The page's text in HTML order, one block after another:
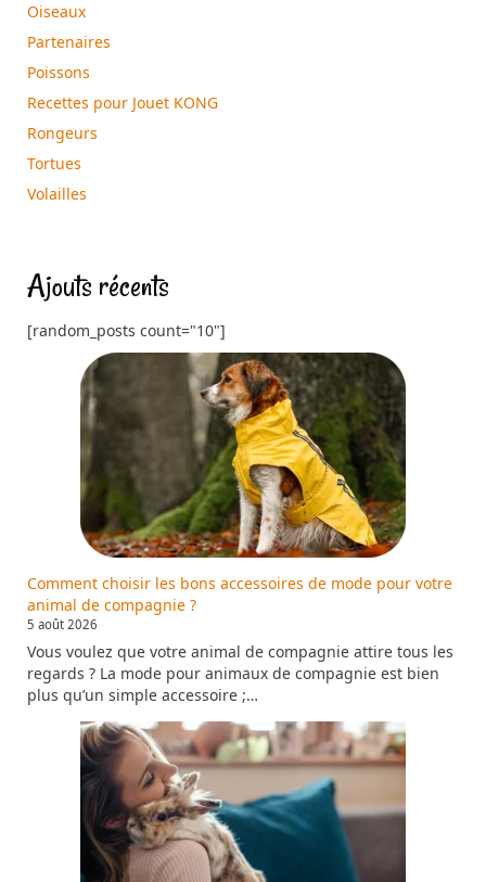
Oiseaux
Partenaires
Poissons
Recettes pour Jouet KONG
Rongeurs
Tortues
Volailles
Ajouts récents
[random_posts count="10"]
Comment choisir les bons accessoires de mode pour votre
animal de compagnie ?
5 août 2026
Vous voulez que votre animal de compagnie attire tous les
regards ? La mode pour animaux de compagnie est bien
plus qu’un simple accessoire ;…